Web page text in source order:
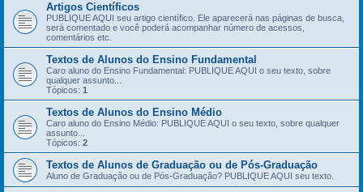
Artigos Científicos
PUBLIQUE AQUI seu artigo científico. Ele aparecerá nas páginas de busca,
será comentado e você poderá acompanhar número de acessos,
comentários etc.
Textos de Alunos do Ensino Fundamental
Caro aluno do Ensino Fundamental: PUBLIQUE AQUI o seu texto, sobre
qualquer assunto...
Tópicos: 1
Textos de Alunos do Ensino Médio
Caro aluno do Ensino Médio: PUBLIQUE AQUI o seu texto, sobre qualquer
assunto...
Tópicos: 2
Textos de Alunos de Graduação ou de Pós-Graduação
Aluno de Graduação ou de Pós-Graduação? PUBLIQUE AQUI seu texto.